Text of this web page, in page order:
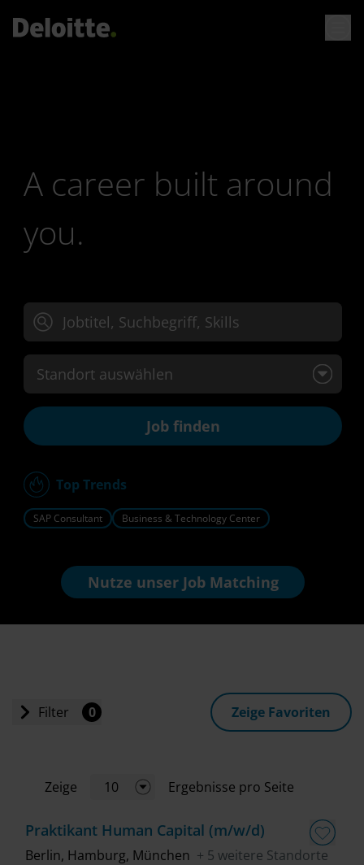
A career built around
you.
Jobtitel, Suchbegriff oder Skills eingeben
Standort auswählen
Top Trends
SAP Consultant Business & Technology Center
Nutze unserJob Matching
Filter 0
Standort
Zeige Favoriten
Zeige 10 Ergebnisse pro Seite
Praktikant Human Capital (m/w/d)
Berlin, Hamburg, München + 5 weitere Standorte